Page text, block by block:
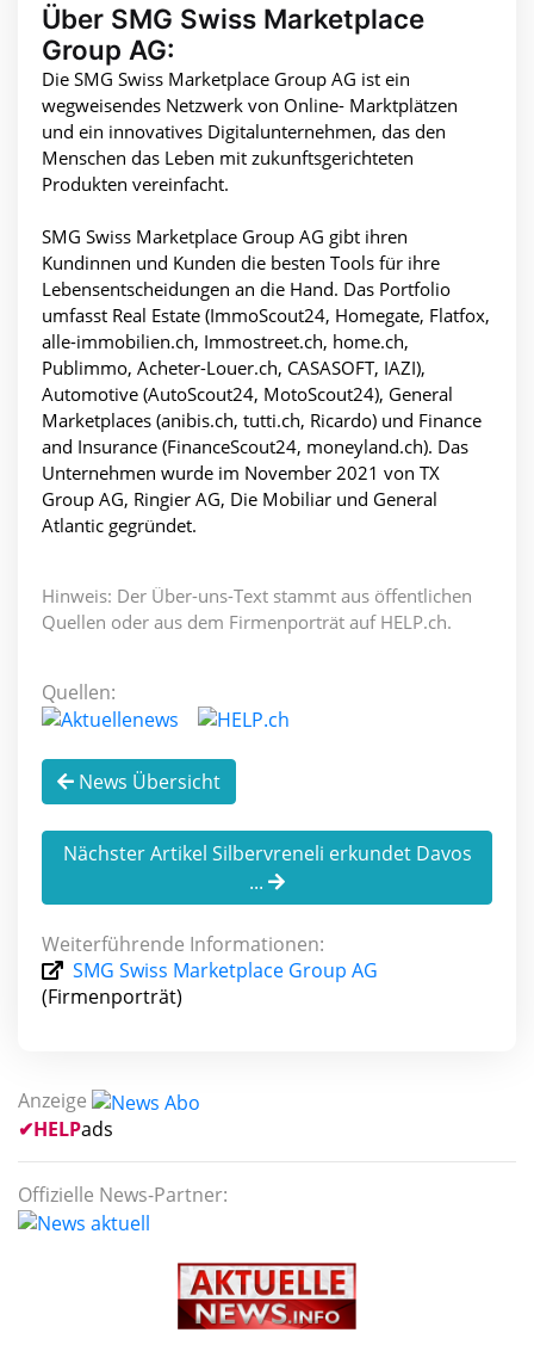
Über SMG Swiss Marketplace
Group AG:
Die SMG Swiss Marketplace Group AG ist ein
wegweisendes Netzwerk von Online- Marktplätzen
und ein innovatives Digitalunternehmen, das den
Menschen das Leben mit zukunftsgerichteten
Produkten vereinfacht.
SMG Swiss Marketplace Group AG gibt ihren
Kundinnen und Kunden die besten Tools für ihre
Lebensentscheidungen an die Hand. Das Portfolio
umfasst Real Estate (ImmoScout24, Homegate, Flatfox,
alle-immobilien.ch, Immostreet.ch, home.ch,
Publimmo, Acheter-Louer.ch, CASASOFT, IAZI),
Automotive (AutoScout24, MotoScout24), General
Marketplaces (anibis.ch, tutti.ch, Ricardo) und Finance
and Insurance (FinanceScout24, moneyland.ch). Das
Unternehmen wurde im November 2021 von TX
Group AG, Ringier AG, Die Mobiliar und General
Atlantic gegründet.
Hinweis: Der Über-uns-Text stammt aus öffentlichen
Quellen oder aus dem Firmenporträt auf HELP.ch.
Quellen:
News Übersicht
Nächster Artikel Silbervreneli erkundet Davos
...
Weiterführende Informationen:
SMG Swiss Marketplace Group AG
(Firmenporträt)
Anzeige
✔HELPads
Offizielle News-Partner: